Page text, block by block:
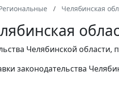
Челябинская
Челябинской области,
законодательства